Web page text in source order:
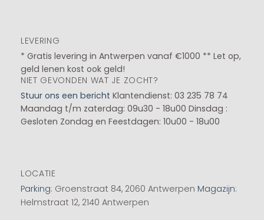
LEVERING
* Gratis levering in Antwerpen vanaf €1000 ** Let op,
geld lenen kost ook geld!
NIET GEVONDEN WAT JE ZOCHT?
Stuur ons een bericht Klantendienst: 03 235 78 74
Maandag t/m zaterdag: 09u30 - 18u00 Dinsdag :
Gesloten Zondag en Feestdagen: 10u00 - 18u00
LOCATIE
Parking: Groenstraat 84, 2060 Antwerpen Magazijn:
Helmstraat 12, 2140 Antwerpen